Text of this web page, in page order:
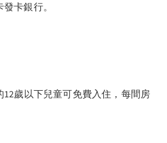
卡銀行。
歲以下兒童可免費入住，每間房